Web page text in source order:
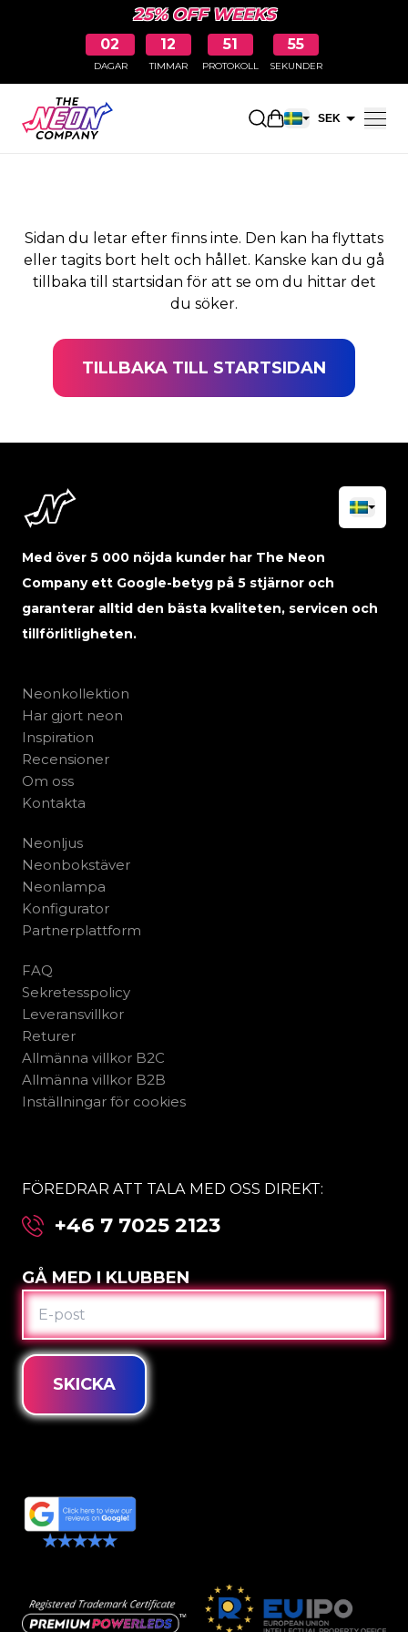
25% OFF WEEKS
02
DAGAR
12
TIMMAR
51
PROTOKOLL
54
SEKUNDER
ÖppnaSEK
SIDAN HITTADES INTE
Sidan du letar efter finns inte. Den kan ha flyttats
eller tagits bort helt och hållet. Kanske kan du gå
tillbaka till startsidan för att se om du hittar det
du söker.
TILLBAKA TILL STARTSIDAN
Med över 5 000 nöjda kunder har The Neon
Company ett Google-betyg på 5 stjärnor och
garanterar alltid den bästa kvaliteten, servicen och
tillförlitligheten.
Neonkollektion
Har gjort neon
Inspiration
Recensioner
Om oss
Kontakta
Neonljus
Neonbokstäver
Neonlampa
Konfigurator
Partnerplattform
FAQ
Sekretesspolicy
Leveransvillkor
Returer
Allmänna villkor B2C
Allmänna villkor B2B
Inställningar för cookies
FÖREDRAR ATT TALA MED OSS DIREKT:
+46 7 7025 2123
GÅ MED I KLUBBEN
E-
POST
SKICKA